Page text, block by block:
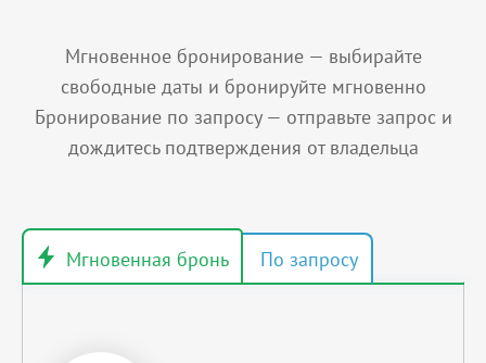
Мгновенное бронирование — выбирайте
свободные даты и бронируйте мгновенно
Бронирование по запросу — отправьте запрос и
дождитесь подтверждения от владельца